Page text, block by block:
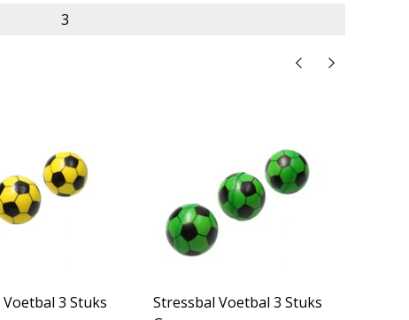
3
Stressbal Voetbal 3 Stuks